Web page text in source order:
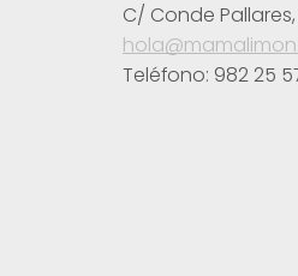
C/ Conde Pallares,
Teléfono: 982 25